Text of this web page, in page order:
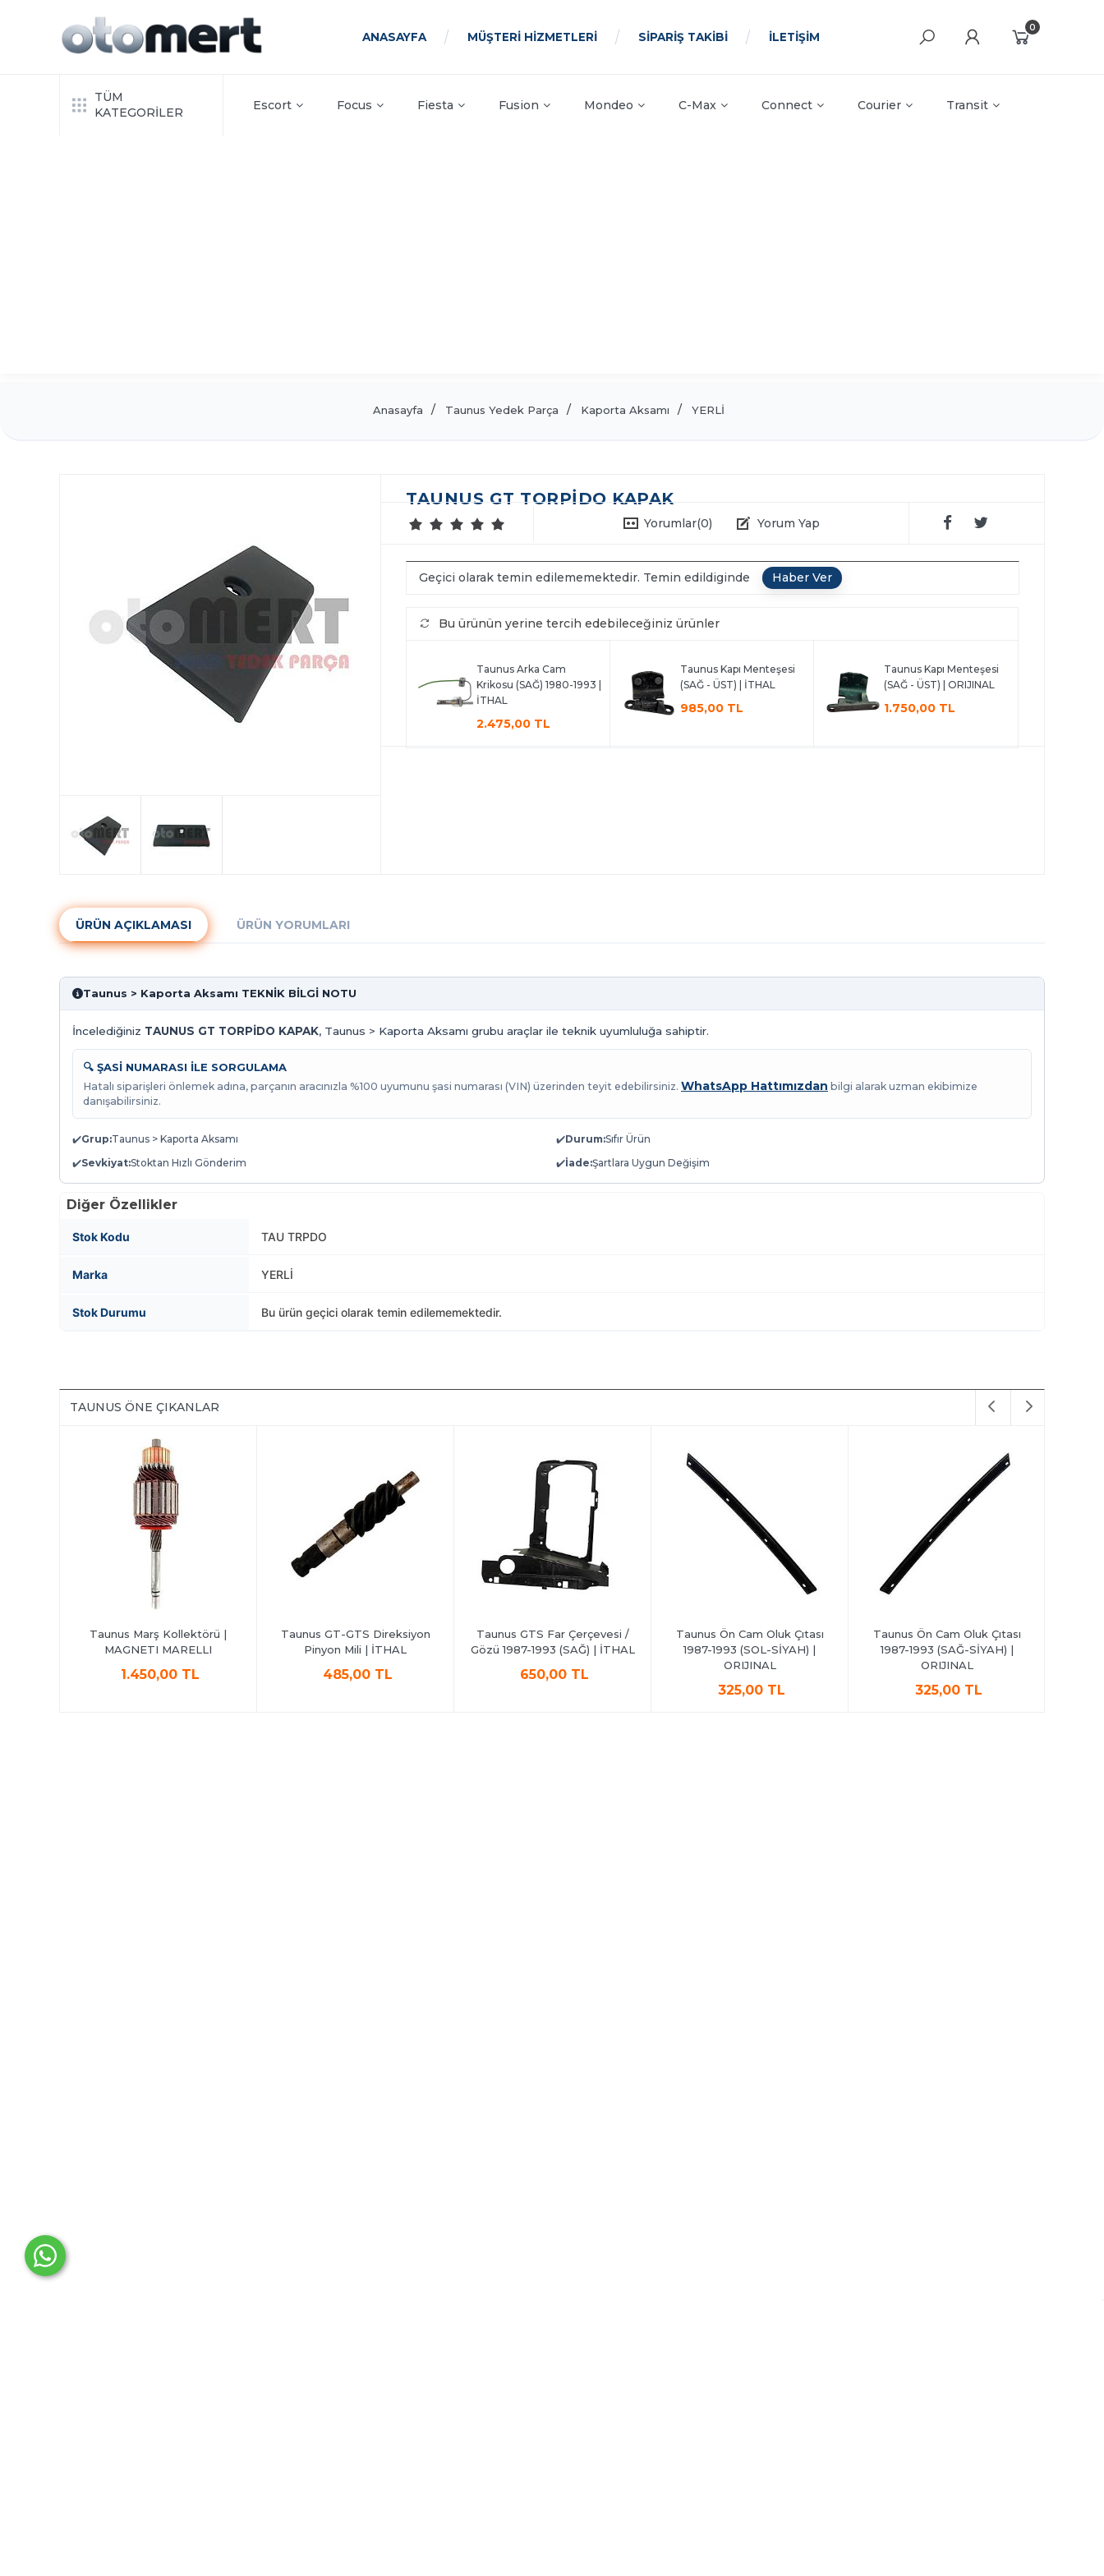
ANASAYFA MÜŞTERİ HİZMETLERİ SİPARİŞ TAKİBİ İLETİŞİM
0
TÜM
KATEGORİLER
Escort Focus Fiesta Fusion Mondeo C-Max Connect Courier Transit
Anasayfa Taunus Yedek Parça Kaporta Aksamı YERLİ
TAUNUS GT TORPIDO KAPAK
Yorumlar(0) Yorum Yap
Geçici olarak temin edilememektedir. Temin edildiginde
Bu ürünün yerine tercih edebileceğiniz ürünler
Taunus Arka Cam
Krikosu (SAĞ) 1980-1993 |
İTHAL
2.475,00 TL
Taunus Kapı Menteşesi
(SAĞ - ÜST) | İTHAL
985,00 TL
Taunus Kapı Menteşesi
(SAĞ - ÜST) | ORIJINAL
1.750,00 TL
ÜRÜN AÇIKLAMASI ÜRÜN YORUMLARI
Taunus > Kaporta Aksamı TEKNİK BİLGİ NOTU
İncelediğiniz TAUNUS GT TORPİDO KAPAK, Taunus > Kaporta Aksamı grubu araçlar ile teknik uyumluluğa sahiptir.
🔍 ŞASİ NUMARASI İLE SORGULAMA
Hatalı siparişleri önlemek adına, parçanın aracınızla %100 uyumunu şasi numarası (VIN) üzerinden teyit edebilirsiniz. WhatsApp Hattımızdan bilgi alarak uzman ekibimize
danışabilirsiniz.
✔️Grup:Taunus > Kaporta Aksamı ✔️Durum:Sıfır Ürün
✔️Sevkiyat:Stoktan Hızlı Gönderim ✔️İade:Şartlara Uygun Değişim
Diğer Özellikler
Stok Kodu TAU TRPDO
Marka YERLİ
Stok Durumu Bu ürün geçici olarak temin edilememektedir.
TAUNUS ÖNE ÇIKANLAR
Taunus Marş Kollektörü |
MAGNETI MARELLI
1.450,00 TL
Taunus GT-GTS Direksiyon
Pinyon Mili | İTHAL
485,00 TL
Taunus GTS Far Çerçevesi /
Gözü 1987-1993 (SAĞ) | İTHAL
650,00 TL
Taunus Ön Cam Oluk Çıtası
1987-1993 (SOL-SİYAH) |
ORIJINAL
325,00 TL
Taunus Ön Cam Oluk Çıtası
1987-1993 (SAĞ-SİYAH) |
ORIJINAL
325,00 TL